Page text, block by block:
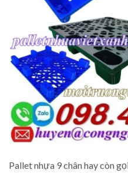
Pallet nhựa 9 chân hay còn